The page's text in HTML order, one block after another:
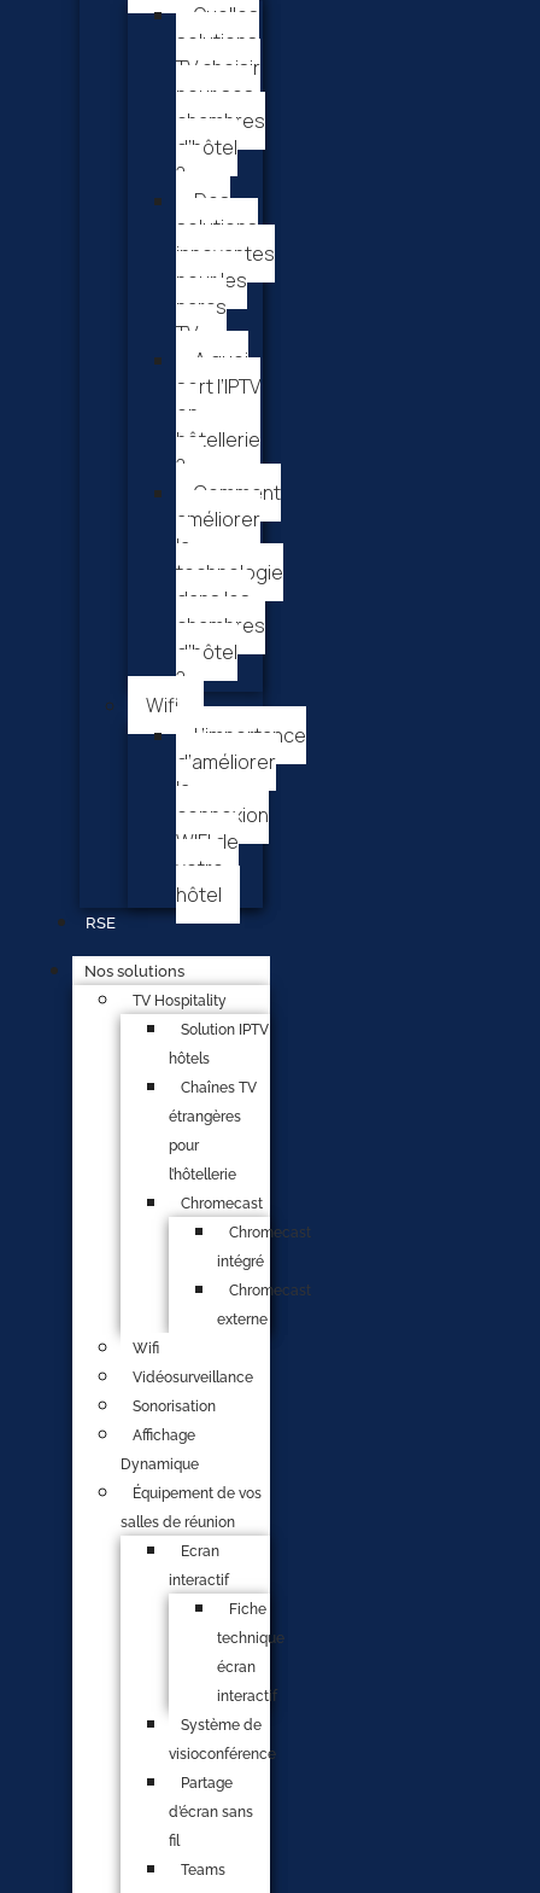
Quelles
solutions
TV choisir
pour ses
chambres
d’hôtel
?
Des
solutions
innovantes
pour les
parcs
TV
A quoi
sert l’IPTV
en
hôtellerie
?
Comment
améliorer
la
technologie
dans les
chambres
d’hôtel
?
Wifi
L’importance
d’améliorer
la
connexion
WIFI de
votre
hôtel
RSE
Nos solutions
TV Hospitality
Solution IPTV
hôtels
Chaînes TV
étrangères
pour
l’hôtellerie
Chromecast
Chromecast
intégré
Chromecast
externe
Wifi
Vidéosurveillance
Sonorisation
Affichage
Dynamique
Équipement de vos
salles de réunion
Ecran
interactif
Fiche
technique
écran
interactif
Système de
visioconférence
Partage
d’écran sans
fil
Teams